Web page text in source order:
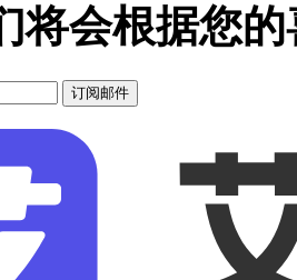
将会根据您
订阅邮件